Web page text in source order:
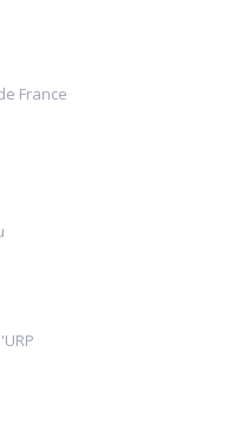
France